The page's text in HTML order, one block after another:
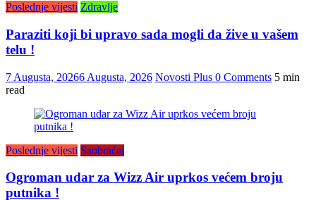
Poslednje vijesti Zdravlje
Paraziti koji bi upravo sada mogli da žive u vašem
telu !
7 Augusta, 20266 Augusta, 2026 Novosti Plus 0 Comments 5 min
read
Poslednje vijesti Saobraćaj
Ogroman udar za Wizz Air uprkos većem broju
putnika !